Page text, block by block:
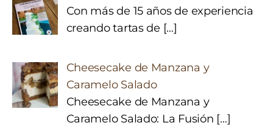
Con más de 15 años de experiencia
creando tartas de […]
Cheesecake de Manzana y
Caramelo Salado
Cheesecake de Manzana y
Caramelo Salado: La Fusión […]